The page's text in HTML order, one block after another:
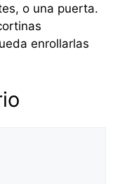
o una puerta.
enrollarlas